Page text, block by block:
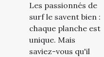
Les passionnés de
surf le savent bien :
chaque planche est
unique. Mais
saviez-vous qu'il